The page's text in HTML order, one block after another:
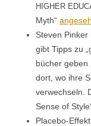
HIGHER
Myth“
Steven
gibt Tipps zu
büch­er geben
dort, wo ihre
ver­wech­seln.
Sense of
Place­bo-